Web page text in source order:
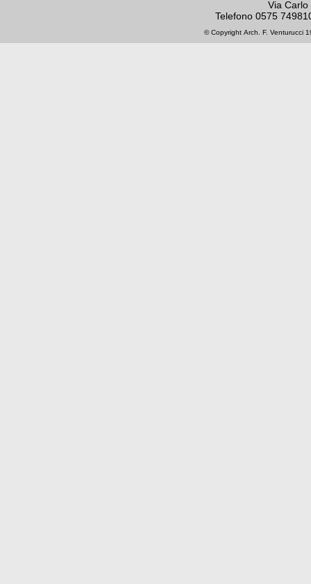
Via
Telefono 0575
© Copyright Arch. F. Venturucci